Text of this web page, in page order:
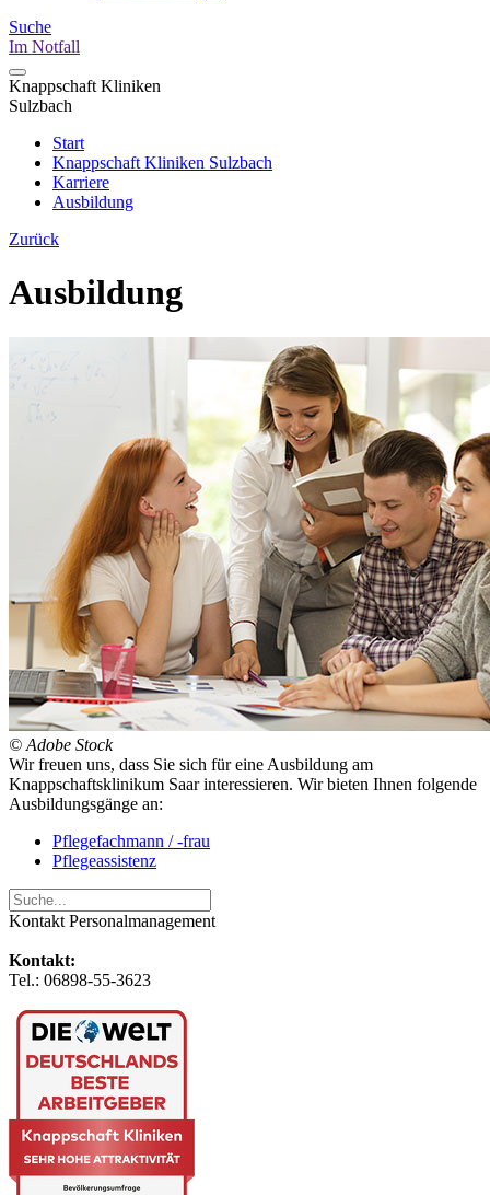
Suche
Im Notfall
Knappschaft Kliniken
Sulzbach
Start
Knappschaft Kliniken Sulzbach
Karriere
Ausbildung
Zurück
Ausbildung
© Adobe Stock
Wir freuen uns, dass Sie sich für eine Ausbildung am
Knappschaftsklinikum Saar interessieren. Wir bieten Ihnen folgende
Ausbildungsgänge an:
Pflegefachmann / -frau
Pflegeassistenz
Kontakt Personalmanagement
Kontakt:
Tel.: 06898-55-3623